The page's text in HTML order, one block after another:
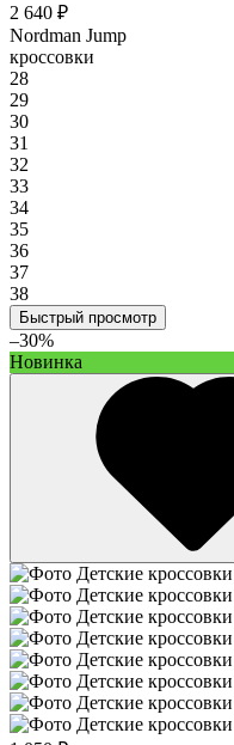
2 640 ₽
Nordman Jump
кроссовки
28
29
30
31
32
33
34
35
36
37
38
Быстрый просмотр
–30%
Новинка